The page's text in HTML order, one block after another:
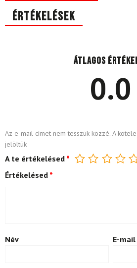
Értékelések
Átlagos
0.0
Az e-mail címet nem tesszük közzé. A
jelöltük
A te értékelésed *
Értékelésed *
Név E-mail